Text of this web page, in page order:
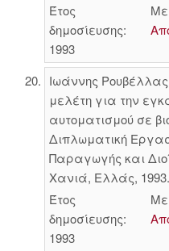
Έτος
δημοσίευσης:
1993
Ιωάννης
μελέτη για την
αυτοματισμού σε
Διπλωματική
Παραγωγής και
Χανιά, Ελλάς, 1993.
Έτος
δημοσίευσης:
1993